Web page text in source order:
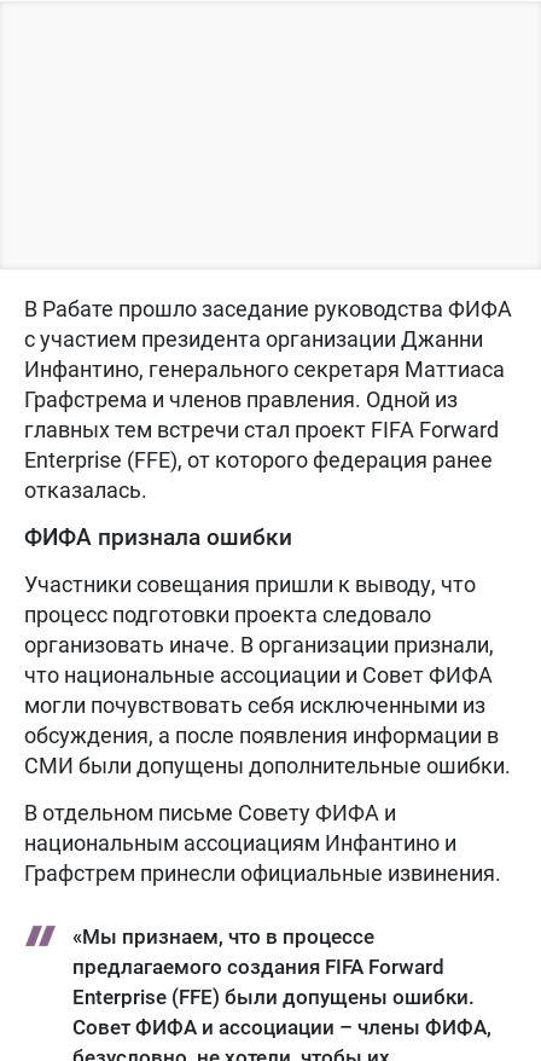
В Рабате прошло заседание руководства ФИФА
с участием президента организации Джанни
Инфантино, генерального секретаря Маттиаса
Графстрема и членов правления. Одной из
главных тем встречи стал проект FIFA Forward
Enterprise (FFE), от которого федерация ранее
отказалась.
ФИФА признала ошибки
Участники совещания пришли к выводу, что
процесс подготовки проекта следовало
организовать иначе. В организации признали,
что национальные ассоциации и Совет ФИФА
могли почувствовать себя исключенными из
обсуждения, а после появления информации в
СМИ были допущены дополнительные ошибки.
В отдельном письме Совету ФИФА и
национальным ассоциациям Инфантино и
Графстрем принесли официальные извинения.
«Мы признаем, что в процессе
предлагаемого создания FIFA Forward
Enterprise (FFE) были допущены ошибки.
Совет ФИФА и ассоциации – члены ФИФА,